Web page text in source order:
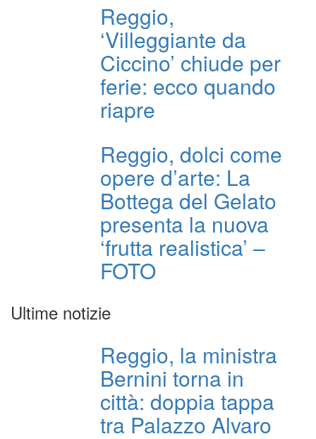
Reggio,
‘Villeggiante da
Ciccino’ chiude per
ferie: ecco quando
riapre
Reggio, dolci come
opere d’arte: La
Bottega del Gelato
presenta la nuova
‘frutta realistica’ –
FOTO
Ultime notizie
Reggio, la ministra
Bernini torna in
città: doppia tappa
tra Palazzo Alvaro